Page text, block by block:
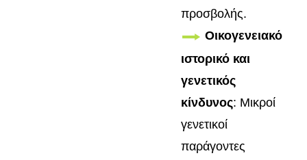
προσβολής.
Οικογενειακό
ιστορικό και
γενετικός
κίνδυνος: Μικροί
γενετικοί
παράγοντες